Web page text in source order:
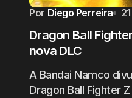
Por Diego Perreira
Dragon Ball
nova DLC
A Bandai Namco
Dragon Ball Fighter